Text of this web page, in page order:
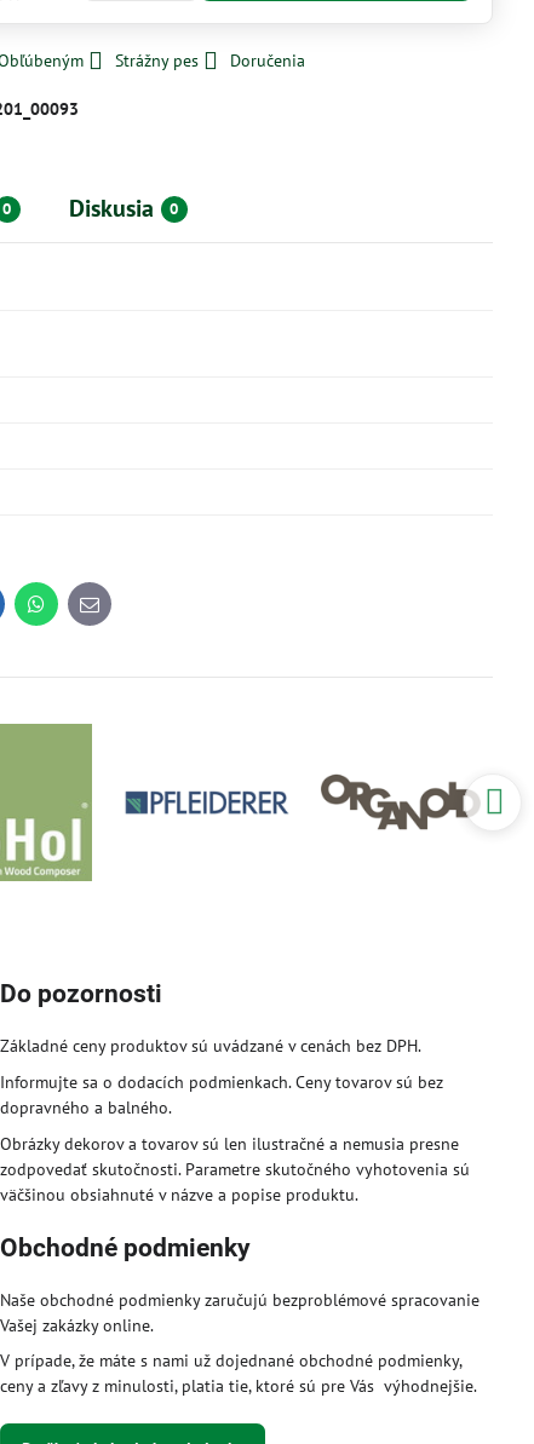
Strážny pes Doručenia
0 Diskusia 0
WhatsApp
E-
mail
Do pozornosti
Základné ceny produktov sú uvádzané v cenách bez DPH.
Informujte sa o dodacích podmienkach. Ceny tovarov sú bez
dopravného a balného.
Obrázky dekorov a tovarov sú len ilustračné a nemusia presne
zodpovedať skutočnosti. Parametre skutočného vyhotovenia sú
väčšinou obsiahnuté v názve a popise produktu.
Obchodné podmienky
Naše obchodné podmienky zaručujú bezproblémové spracovanie
Vašej zakázky online.
V prípade, že máte s nami už dojednané obchodné podmienky,
ceny a zľavy z minulosti, platia tie, ktoré sú pre Vás výhodnejšie.